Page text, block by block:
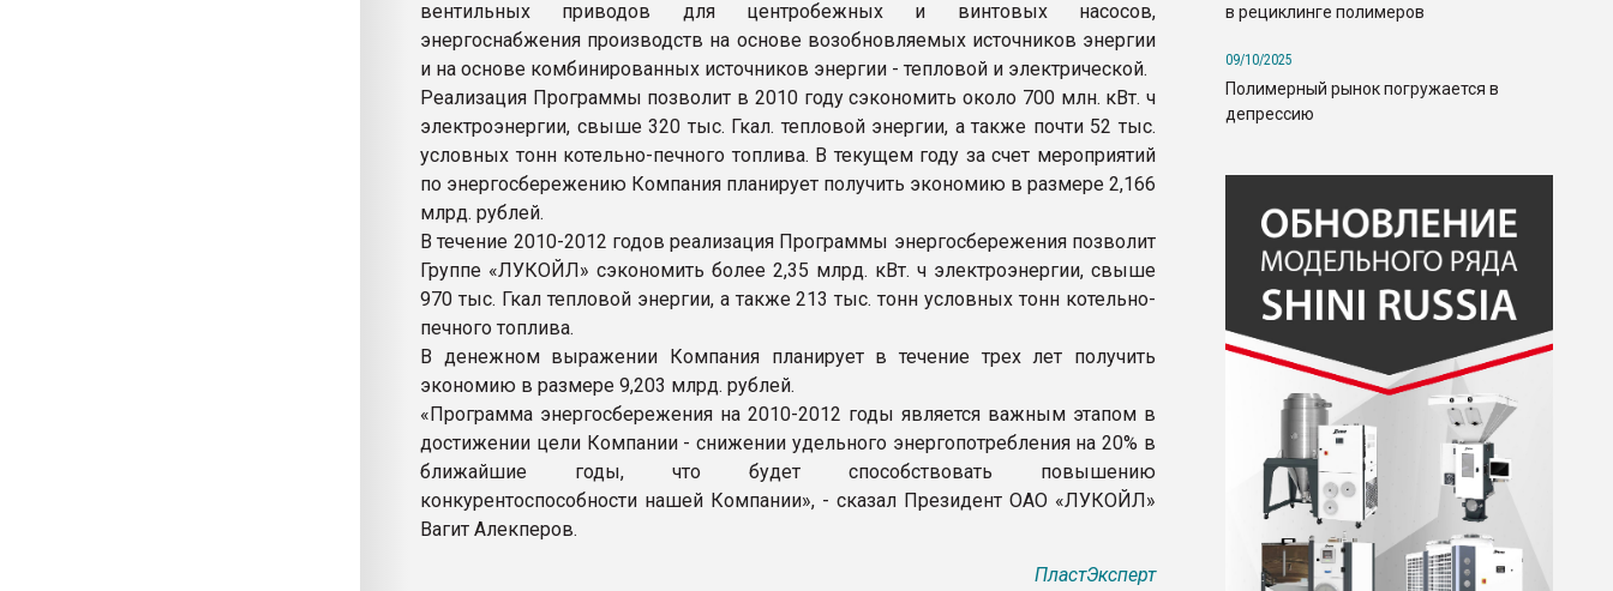
вентильных приводов для центробежных и винтовых насосов,
энергоснабжения производств на основе возобновляемых источников энергии
и на основе комбинированных источников энергии - тепловой и электрической.
Реализация Программы позволит в 2010 году сэкономить около 700 млн. кВт. ч
электроэнергии, свыше 320 тыс. Гкал. тепловой энергии, а также почти 52 тыс.
условных тонн котельно-печного топлива. В текущем году за счет мероприятий
по энергосбережению Компания планирует получить экономию в размере 2,166
млрд. рублей.
В течение 2010-2012 годов реализация Программы энергосбережения позволит
Группе «ЛУКОЙЛ» сэкономить более 2,35 млрд. кВт. ч электроэнергии, свыше
970 тыс. Гкал тепловой энергии, а также 213 тыс. тонн условных тонн котельно-
печного топлива.
В денежном выражении Компания планирует в течение трех лет получить
экономию в размере 9,203 млрд. рублей.
«Программа энергосбережения на 2010-2012 годы является важным этапом в
достижении цели Компании - снижении удельного энергопотребления на 20% в
ближайшие годы, что будет способствовать повышению
конкурентоспособности нашей Компании», - сказал Президент ОАО «ЛУКОЙЛ»
Вагит Алекперов.
ПластЭксперт
в рециклинге полимеров
09/10/2025
Полимерный рынок погружается в
депрессию